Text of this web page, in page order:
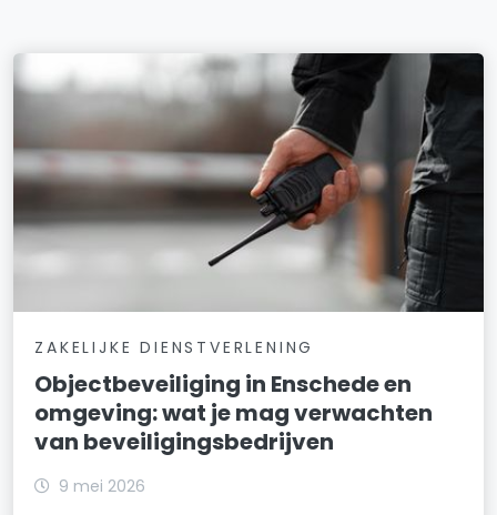
ZAKELIJKE DIENSTVERLENING
Objectbeveiliging in Enschede en
omgeving: wat je mag verwachten
van beveiligingsbedrijven
9 mei 2026